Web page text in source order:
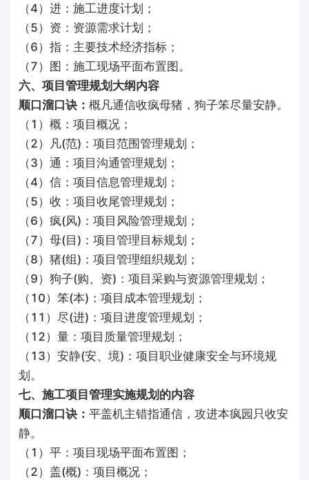
（4）进：施工进度计划；
（5）资：资源需求计划；
（6）指：主要技术经济指标；
（7）图：施工现场平面布置图。
六、项目管理规划大纲内容
顺口溜口诀： 概凡通信收疯母猪，狗子笨尽量安静。
（1）概：项目概况；
（2）凡(范)：项目范围管理规划；
（3）通：项目沟通管理规划；
（4）信：项目信息管理规划；
（5）收：项目收尾管理规划；
（6）疯(风)：项目风险管理规划；
（7）母(目)：项目管理目标规划；
（8）猪(组)：项目管理组织规划；
（9）狗子(购、资)：项目采购与资源管理规划；
（10）笨(本)：项目成本管理规划；
（11）尽(进)：项目进度管理规划；
（12）量：项目质量管理规划；
（13）安静(安、境)：项目职业健康安全与环境规
划。
七、施工项目管理实施规划的内容
顺口溜口诀： 平盖机主错指通信，攻进本疯园只收安
静。
（1）平：项目现场平面布置图；
（2）盖(概)：项目概况；